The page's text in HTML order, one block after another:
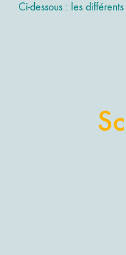
Ci-dessous : les
SCENES ->